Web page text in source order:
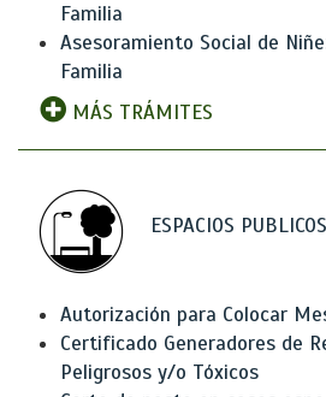
Familia
Asesoramiento Social de
Familia
MÁS TRÁMITES
ESPACIOS
Autorización para Colocar
Certificado Generadores de
Peligrosos y/o Tóxicos